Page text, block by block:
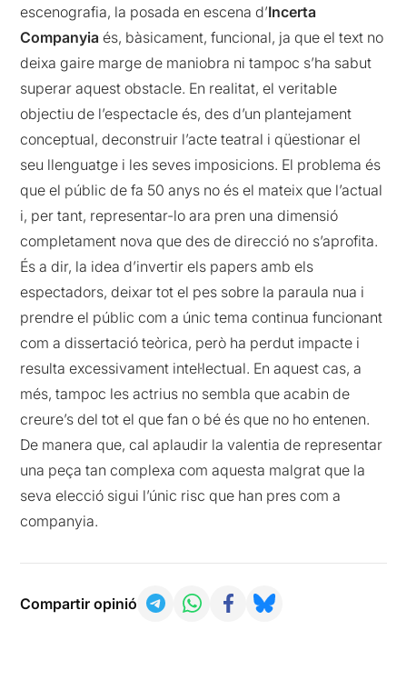
escenografia, la posada en escena d’Incerta
Companyia és, bàsicament, funcional, ja que el text no
deixa gaire marge de maniobra ni tampoc s’ha sabut
superar aquest obstacle. En realitat, el veritable
objectiu de l’espectacle és, des d’un plantejament
conceptual, deconstruir l’acte teatral i qüestionar el
seu llenguatge i les seves imposicions. El problema és
que el públic de fa 50 anys no és el mateix que l’actual
i, per tant, representar-lo ara pren una dimensió
completament nova que des de direcció no s’aprofita.
És a dir, la idea d’invertir els papers amb els
espectadors, deixar tot el pes sobre la paraula nua i
prendre el públic com a únic tema continua funcionant
com a dissertació teòrica, però ha perdut impacte i
resulta excessivament intel·lectual. En aquest cas, a
més, tampoc les actrius no sembla que acabin de
creure’s del tot el que fan o bé és que no ho entenen.
De manera que, cal aplaudir la valentia de representar
una peça tan complexa com aquesta malgrat que la
seva elecció sigui l’únic risc que han pres com a
companyia.
Compartir opinió